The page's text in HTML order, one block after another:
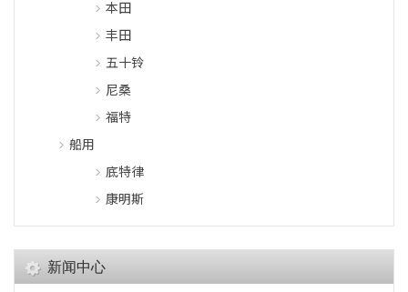
本田
丰田
五十铃
尼桑
福特
船用
底特律
康明斯
新闻中心